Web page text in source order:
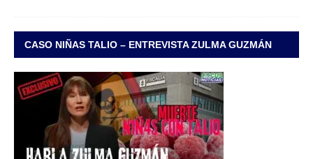
CASO NIÑAS TALIO – ENTREVISTA ZULMA GUZMÁN